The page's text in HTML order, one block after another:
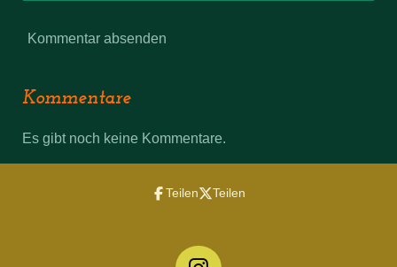
Kommentar absenden
Kommentare
Es gibt noch keine Kommentare.
Teilen Teilen